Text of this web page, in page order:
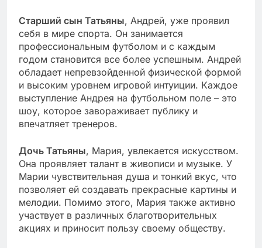
Старший сын Татьяны, Андрей, уже проявил
себя в мире спорта. Он занимается
профессиональным футболом и с каждым
годом становится все более успешным. Андрей
обладает непревзойденной физической формой
и высоким уровнем игровой интуиции. Каждое
выступление Андрея на футбольном поле – это
шоу, которое завораживает публику и
впечатляет тренеров.
Дочь Татьяны, Мария, увлекается искусством.
Она проявляет талант в живописи и музыке. У
Марии чувствительная душа и тонкий вкус, что
позволяет ей создавать прекрасные картины и
мелодии. Помимо этого, Мария также активно
участвует в различных благотворительных
акциях и приносит пользу своему обществу.